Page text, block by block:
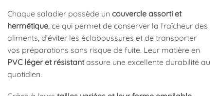
Chaque saladier possède un couvercle assorti et
hermétique , ce qui permet de conserver la fraîcheur des
aliments, d’éviter les éclaboussures et de transporter
vos préparations sans risque de fuite. Leur matière en
PVC léger et résistantassure une excellente durabilité au
quotidien.